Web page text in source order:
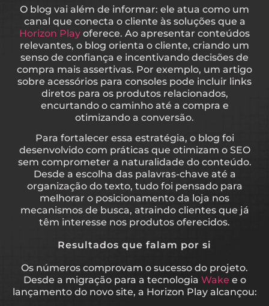
O blog vai além de informar: ele atua como um
canal que conecta o cliente às soluções que a
Horizon Play oferece. Ao apresentar conteúdos
relevantes, o blog orienta o cliente, criando um
senso de confiança e incentivando decisões de
compra mais assertivas. Por exemplo, um artigo
sobre acessórios para consoles pode incluir links
diretos para os produtos relacionados,
encurtando o caminho até a compra e
otimizando a conversão.
Para fortalecer essa estratégia, o blog foi
desenvolvido com práticas que otimizam o SEO
sem comprometer a naturalidade do conteúdo.
Desde a escolha das palavras-chave até a
organização do texto, tudo foi pensado para
melhorar o posicionamento da loja nos
mecanismos de busca, atraindo clientes que já
têm interesse nos produtos oferecidos.
Resultados que falam por si
Os números comprovam o sucesso do projeto.
Desde a migração para a tecnologia Wake e o
lançamento do novo site, a Horizon Play alcançou: